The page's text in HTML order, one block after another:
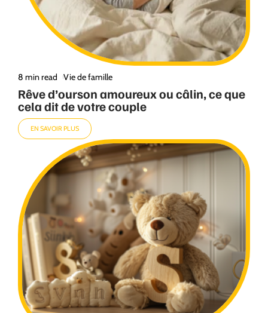
8 min read Vie de famille
Rêve d’ourson amoureux ou câlin, ce que
cela dit de votre couple
EN SAVOIR PLUS